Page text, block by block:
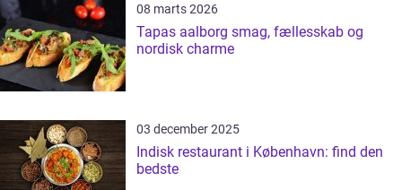
08 marts 2026
Tapas aalborg smag, fællesskab og
nordisk charme
03 december 2025
Indisk restaurant i København: find den
bedste